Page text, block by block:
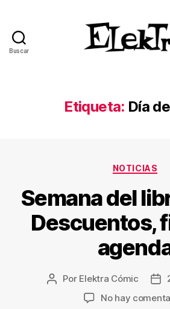
Buscar
Etiqueta: Día
NOTICIAS
Semana del
Descuentos,
Autor
Por Elektra Cómic
de
No hay